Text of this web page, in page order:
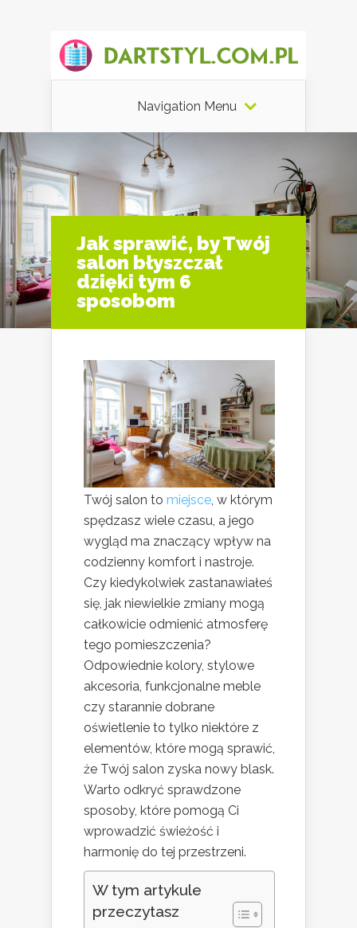
Navigation Menu
Jak sprawić, by Twój
salon błyszczał
dzięki tym 6
sposobom
Twój salon to miejsce, w którym
spędzasz wiele czasu, a jego
wygląd ma znaczący wpływ na
codzienny komfort i nastroje.
Czy kiedykolwiek zastanawiałeś
się, jak niewielkie zmiany mogą
całkowicie odmienić atmosferę
tego pomieszczenia?
Odpowiednie kolory, stylowe
akcesoria, funkcjonalne meble
czy starannie dobrane
oświetlenie to tylko niektóre z
elementów, które mogą sprawić,
że Twój salon zyska nowy blask.
Warto odkryć sprawdzone
sposoby, które pomogą Ci
wprowadzić świeżość i
harmonię do tej przestrzeni.
W tym artykule
przeczytasz